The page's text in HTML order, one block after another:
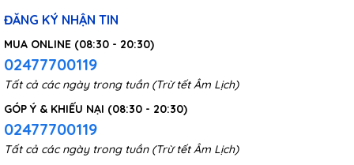
ĐĂNG KÝ NHẬN TIN
MUA ONLINE (08:30 - 20:30)
02477700119
Tất cả các ngày trong tuần (Trừ tết Âm Lịch)
GÓP Ý & KHIẾU NẠI (08:30 - 20:30)
02477700119
Tất cả các ngày trong tuần (Trừ tết Âm Lịch)